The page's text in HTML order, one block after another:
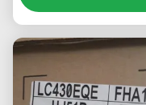
UHD Display